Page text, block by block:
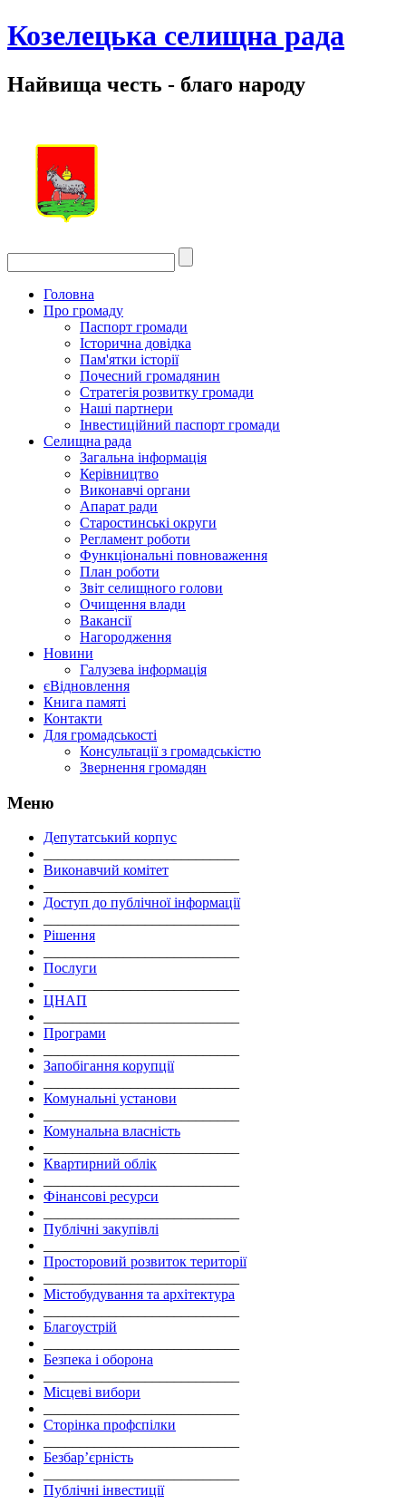
Козелецька селищна рада
Найвища честь - благо народу
Головна
Про громаду
Паспорт громади
Історична довідка
Пам'ятки історії
Почесний громадянин
Стратегія розвитку громади
Наші партнери
Інвестиційний паспорт громади
Селищна рада
Загальна інформація
Керівництво
Виконавчі органи
Апарат ради
Старостинські округи
Регламент роботи
Функціональні повноваження
План роботи
Звіт селищного голови
Очищення влади
Вакансії
Нагородження
Новини
Галузева інформація
єВідновлення
Книга памяті
Контакти
Для громадськості
Консультації з громадськістю
Звернення громадян
Меню
Депутатський корпус
Виконавчий комітет
Доступ до публічної інформації
Рішення
Послуги
ЦНАП
Програми
Запобігання корупції
Комунальні установи
Комунальна власність
Квартирний облік
Фінансові ресурси
Публічні закупівлі
Просторовий розвиток території
Містобудування та архітектура
Благоустрій
Безпека і оборона
Місцеві вибори
Сторінка профспілки
Безбар’єрність
Публічні інвестиції